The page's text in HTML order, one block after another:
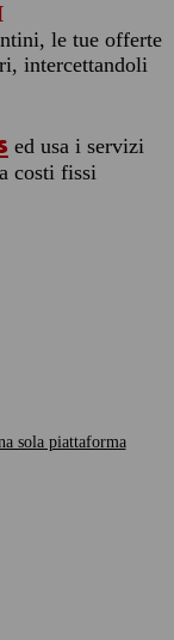
le tue offerte
intercettandoli
ed usa i servizi
costi fissi
sola piattaforma